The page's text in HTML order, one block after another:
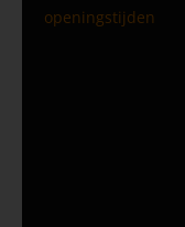
openingstijden